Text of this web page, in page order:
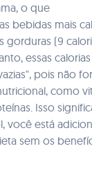
o que
bebidas mais
gorduras (9
essas
pois não
como
Isso
você está
sem os